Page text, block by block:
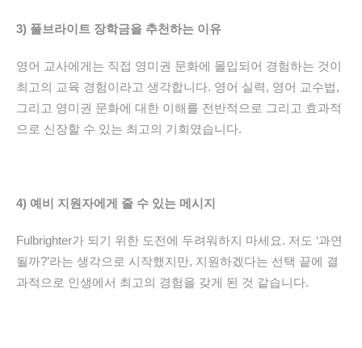
3) 풀브라이트 장학금을 추천하는 이유
영어 교사에게는 직접 영미권 문화에 몰입되어 경험하는 것이
최고의 교육 경험이라고 생각합니다. 영어 실력, 영어 교수법,
그리고 영미권 문화에 대한 이해를 전반적으로 그리고 효과적
으로 신장할 수 있는 최고의 기회였습니다.
4) 예비 지원자에게 줄 수 있는 메시지
Fulbrighter가 되기 위한 도전에 두려워하지 마세요. 저도 ‘과연
될까?’라는 생각으로 시작했지만, 지원하겠다는 선택 끝에 결
과적으로 인생에서 최고의 경험을 갖게 된 것 같습니다.